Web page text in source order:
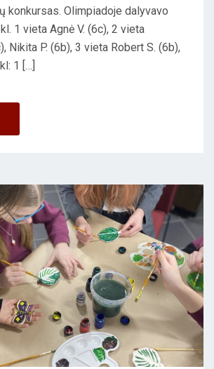
konkursas. Olimpiadoje dalyvavo
1 vieta Agnė V. (6c), 2 vieta
Nikita P. (6b), 3 vieta Robert S. (6b),
1 […]